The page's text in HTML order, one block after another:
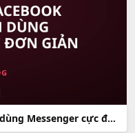
Cách khóa Facebook nhưng vẫn dùng Messenger cực đơn giản